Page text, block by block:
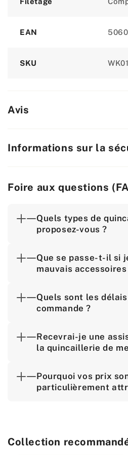
EAN
SKU
Avis
Informations sur la
Foire aux questions
Quels types de
proposez-vous ?
Que se passe-t-il si
mauvais accessoires
Quels sont les
commande ?
Recevrai-je une
la quincaillerie de
Pourquoi vos prix
particulièrement
Collection